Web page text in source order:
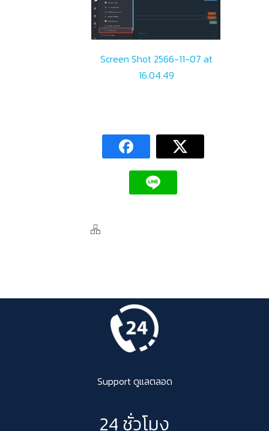
Screen Shot 2566-11-07 at
16.04.49
Support ดูแลตลอด
24 ชั่วโมง